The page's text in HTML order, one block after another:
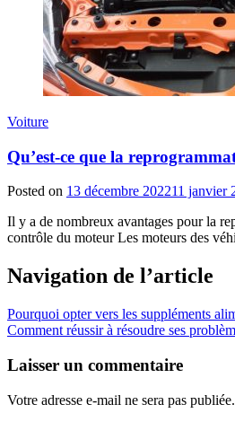
Voiture
Qu’est-ce que la
Posted on 13 décembre 202211 janvier
Il y a de nombreux avantages pour la
contrôle du moteur Les moteurs des
Navigation de l’article
Pourquoi opter vers les suppléments
Comment réussir à résoudre ses
Laisser un commentaire
Votre adresse e-mail ne sera pas publiée.